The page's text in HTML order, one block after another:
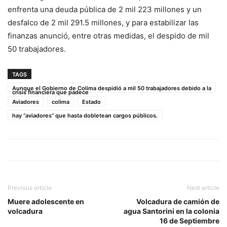
enfrenta una deuda pública de 2 mil 223 millones y un
desfalco de 2 mil 291.5 millones, y para estabilizar las
finanzas anunció, entre otras medidas, el despido de mil
50 trabajadores.
TAGS
Aunque el Gobierno de Colima despidió a mil 50 trabajadores debido a la
crisis financiera que padece
Aviadores
colima
Estado
hay “aviadores” que hasta dobletean cargos públicos.
Previous article
Muere adolescente en
volcadura
Next article
Volcadura de camión de
agua Santorini en la colonia
16 de Septiembre